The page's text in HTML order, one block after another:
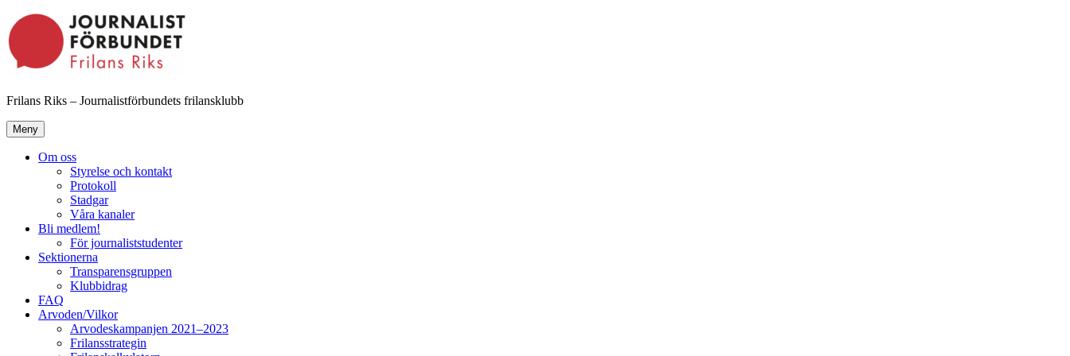
Hoppa
till
innehåll
Frilans Riks – Journalistförbundets frilansklubb
Meny
Om oss
Styrelse och kontakt
Protokoll
Stadgar
Våra kanaler
Bli medlem!
För journaliststudenter
Sektionerna
Transparensgruppen
Klubbidrag
FAQ
Arvoden/Vilkor
Arvodeskampanjen 2021–2023
Frilansstrategin